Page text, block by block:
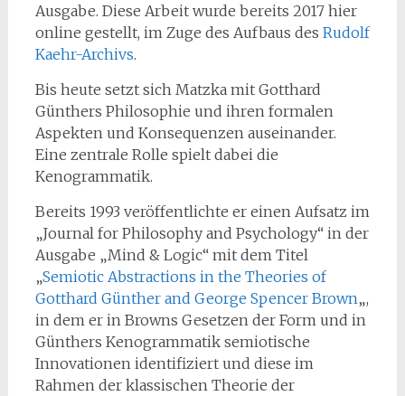
Ausgabe. Diese Arbeit wurde bereits 2017 hier
online gestellt, im Zuge des Aufbaus des Rudolf
Kaehr-Archivs.
Bis heute setzt sich Matzka mit Gotthard
Günthers Philosophie und ihren formalen
Aspekten und Konsequenzen auseinander.
Eine zentrale Rolle spielt dabei die
Kenogrammatik.
Bereits 1993 veröffentlichte er einen Aufsatz im
„Journal for Philosophy and Psychology“ in der
Ausgabe „Mind & Logic“ mit dem Titel
„Semiotic Abstractions in the Theories of
Gotthard Günther and George Spencer Brown„,
in dem er in Browns Gesetzen der Form und in
Günthers Kenogrammatik semiotische
Innovationen identifiziert und diese im
Rahmen der klassischen Theorie der